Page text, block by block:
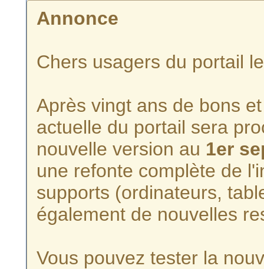
Annonce
Chers usagers du portail
Après vingt ans de bons
actuelle du portail sera
nouvelle version au 1er
une refonte complète de
supports (ordinateurs,
également de nouvelles
Vous pouvez tester la